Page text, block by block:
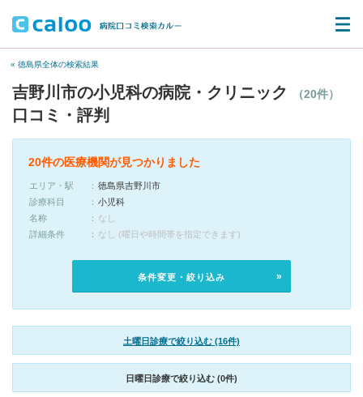
« 徳島県全体の検索結果
吉野川市の小児科の病院・クリニック （20件）
口コミ・評判
20件の医療機関が見つかりました
エリア・駅
徳島県吉野川市
診療科目
小児科
名称
なし
詳細条件
なし (曜日や時間帯を指定できます)
条件変更・絞り込み
土曜日診療で絞り込む (16件)
日曜日診療で絞り込む (0件)